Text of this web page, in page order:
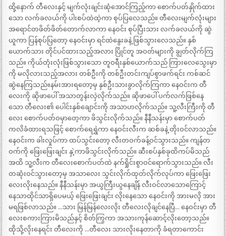
ထို့နောက် တီလေးနှင့် မျက်လုံးချင်းဆုံအောင်ကြည့်ကာ စောက်ပတ်နှိုက်ထား
သော လက်ခလယ်ကို ပါးစပ်ထဲထဲ့ကာ စုပ်ပြလေသည်။ တီလေးမျက်လုံးများ
အရောင်တဖိတ်ဖိတ်တောက်လာကာ နေဝင်း စုပ်ပြီးသား လက်ခလယ်ကို ဆွဲ
ယူကာ ပြန်စုပ်ပြတော့ နေဝင်းမှာ ရင်ထဲနွေးခနဲ့ ဖြစ်သွားလေသည်။ နှစ်
ယောက်သား တိုင်ပင်ထားသည့်အလား ပြိုင်တူ အဝတ်များကို ချွတ်လိုက်ကြ
သည်။ ကိုယ်တုံးလုံးဖြစ်သွားသော တူဝရီးနှစ်ယောက်သည် ကြားလေသွေးမှာ
ကို မလိုလားသည့်အလား တစ်ဦးကို တစ်ဦးတင်းကျပ်စွာဖက်ရင်း ကစ်ဆင်
ဆွဲနေကြသည်။နမ်းအားရတော့မှ နှစ်ဦးသားခွာလိုက်ကြကာ နေဝင်းက တီ
လေးကို ဆိုဖာပေါ် အသာတွန်းလှဲလိုက်သည်။ ဆိုဖာပေါ် ပက်လက်ဖြစ်နေ
သော တီလေး၏ ပေါင်းနှစ်ချောင်းကို အသာဟလိုက်သည်။ သူ့လီးကြီးကို တီ
လေး စောက်ပတ်ဝမှာတေ့ကာ ဖိသွင်းလိုက်သည်။ နီနီသန်းမှာ စောက်ပတ်
ကလိခံထားရသဖြင့် စောက်ရေရွှဲကာ နေဝင်းလီးက ဆစ်ခနဲ့ တိုးဝင်လာသည်။
နေဝင်းက ခါးလှုပ်ကာ ထပ်သွင်းတော့ လီးတဝက်ခန့်ဝင်သွားသည်။ ကျန်တ
ဝက်ကို ဖြေးဖြေးချင်း နှဲ့ကာဖိသွင်းလိုက်သည်။ ဆီးစပ်နှစ်ခုထိကပ်မိသည်
အထိ သူ့လီးက တီလေးစောက်ပတ်ထဲ နက်ရှိုင်းစွာဝင်ရောက်သွားသည်။ လီး
တဆုံးဝင်သွားတော့မှ အသာလေး သွင်းလိုက်ထုတ်လိုက်လုပ်ကာ ဖြေးဖြေး
လေးလိုးနေသည်။ နီနီသန်းမှာ အယွကြီးယွနေချိန် လီးဝင်လာသောကြောင့်
နေသာထိုင်သာရှိပေမယ့် ဖြေးဖြေးချင်း လိုးနေသော နေဝင်းကို အားမလို အား
မရဖြစ်လာသည်။ …သား မြန်မြန်လေးလိုး တီလေးလိုချင်နေပြီ… နေဝင်းမှာ တီ
လေးစကားကြားမိသည်နှင့် စိတ်ကြွကာ အသားကုန်ဆောင့်လိုးတော့သည်။
ထိုသို့လိုးနေရင်း တီလေးကို …တီလေး သားလိုးနေတာကို ခံရတာကောင်း